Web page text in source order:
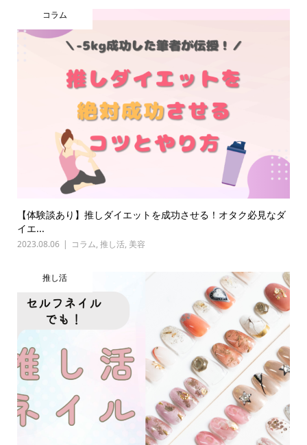
コラム
【体験談あり】推しダイエットを成功させる！オタク必見なダ
イエ...
2023.08.06 コラム, 推し活, 美容
推し活